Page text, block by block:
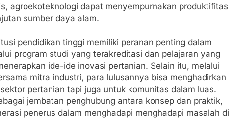
agroekoteknologi dapat menyempurnakan produktifitas
sumber daya alam.
pendidikan tinggi memiliki peranan penting dalam
program studi yang terakreditasi dan pelajaran yang
ide-ide inovasi pertanian. Selain itu, melalui
mitra industri, para lulusannya bisa menghadirkan
pertanian tapi juga untuk komunitas dalam luas.
jembatan penghubung antara konsep dan praktik,
penerus dalam menghadapi menghadapi masalah di